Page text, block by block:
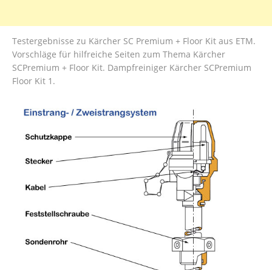
Testergebnisse zu Kärcher SC Premium + Floor Kit aus ETM.
Vorschläge für hilfreiche Seiten zum Thema Kärcher
SCPremium + Floor Kit. Dampfreiniger Kärcher SCPremium
Floor Kit 1.